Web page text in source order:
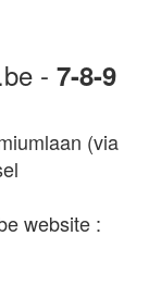
-7-8-9
(via
website :